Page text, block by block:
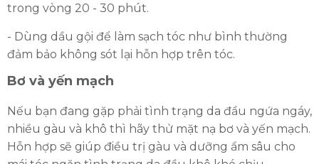
trong vòng 20 - 30 phút.
- Dùng dầu gội để làm sạch tóc như bình thường
đảm bảo không sót lại hỗn hợp trên tóc.
Bơ và yến mạch
Nếu bạn đang gặp phải tình trạng da đầu ngứa ngáy,
nhiều gàu và khô thì hãy thử mặt nạ bơ và yến mạch.
Hỗn hợp sẽ giúp điều trị gàu và dưỡng ẩm sâu cho